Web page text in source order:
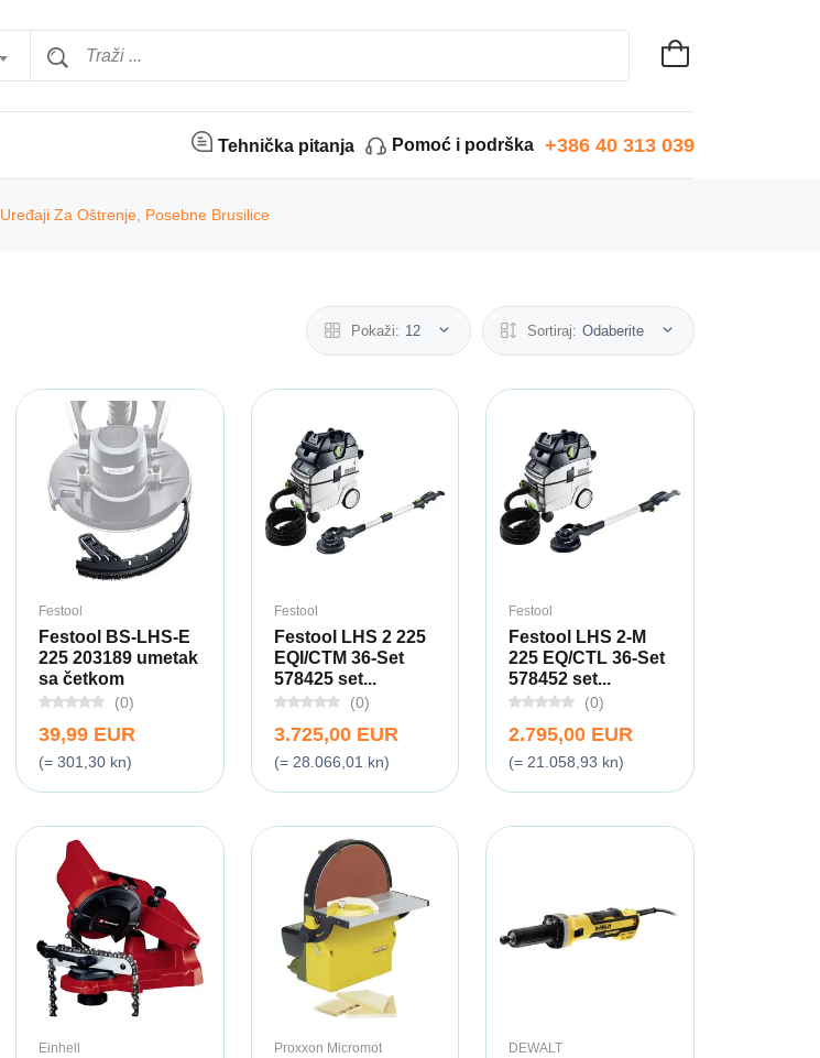
Tehnička pitanja Pomoć i podrška +386 40 313 039
Uređaji Za Oštrenje, Posebne Brusilice
Pokaži: 12 Sortiraj: Odaberite
Festool
Festool BS-LHS-E
225 203189 umetak
sa četkom
(0)
39,99 EUR
(= 301,30 kn)
Festool
Festool LHS 2 225
EQI/CTM 36-Set
578425 set...
(0)
3.725,00 EUR
(= 28.066,01 kn)
Festool
Festool LHS 2-M
225 EQ/CTL 36-Set
578452 set...
(0)
2.795,00 EUR
(= 21.058,93 kn)
Einhell Proxxon Micromot DEWALT